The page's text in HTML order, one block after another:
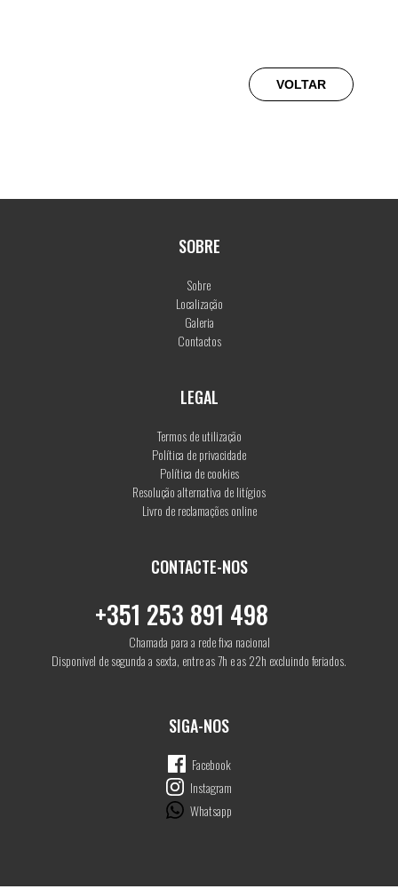
VOLTAR
SOBRE
Sobre
Localização
Galeria
Contactos
LEGAL
Termos de utilização
Política de privacidade
Política de cookies
Resolução alternativa de litígios
Livro de reclamações online
CONTACTE-NOS
+351 253 891 498
Chamada para a rede fixa nacional
Disponivel de segunda a sexta, entre as 7h e as 22h excluindo feriados.
SIGA-NOS
Facebook
Instagram
Whatsapp